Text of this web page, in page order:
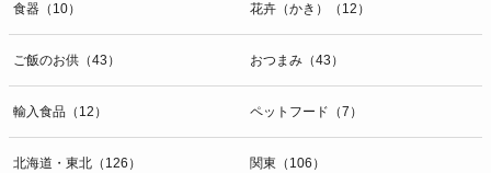
食器（10） 花卉（かき）（12）
ご飯のお供（43） おつまみ（43）
輸入食品（12） ペットフード（7）
北海道・東北（126） 関東（106）